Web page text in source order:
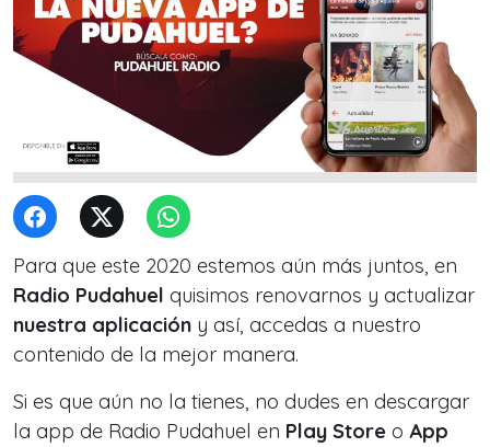
Para que este 2020 estemos aún más juntos, en
Radio Pudahuel quisimos renovarnos y actualizar
nuestra aplicación y así, accedas a nuestro
contenido de la mejor manera.
Si es que aún no la tienes, no dudes en descargar
la app de Radio Pudahuel en Play Store o App